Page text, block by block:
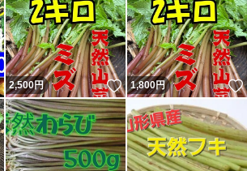
いいね！
2,500円 いいね！
1,800円